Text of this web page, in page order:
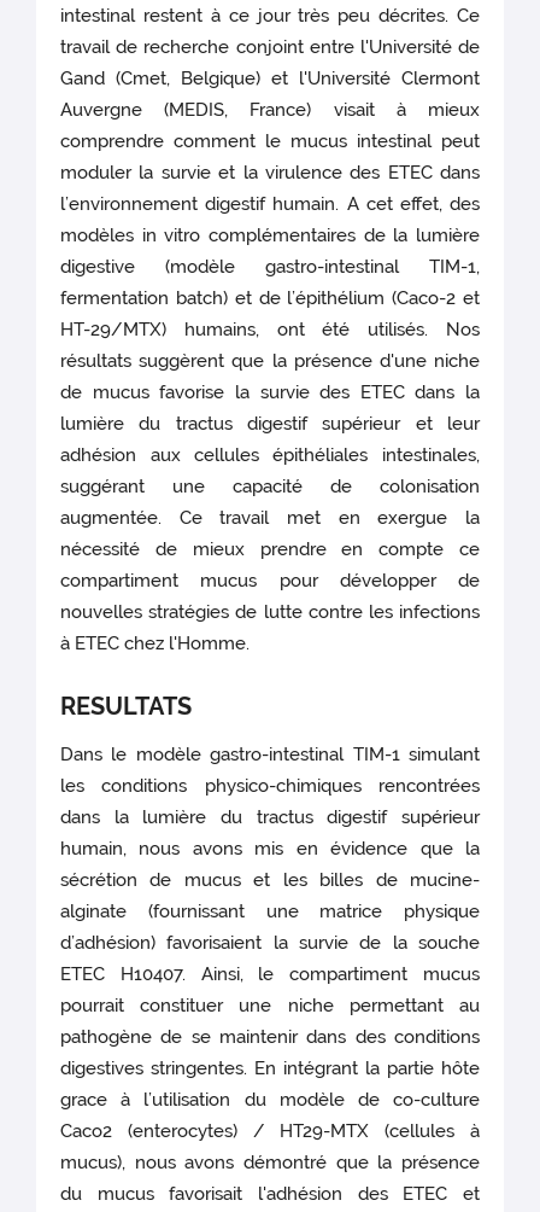
intestinal restent à ce jour très peu décrites. Ce
travail de recherche conjoint entre l'Université de
Gand (Cmet, Belgique) et l'Université Clermont
Auvergne (MEDIS, France) visait à mieux
comprendre comment le mucus intestinal peut
moduler la survie et la virulence des ETEC dans
l’environnement digestif humain. A cet effet, des
modèles in vitro complémentaires de la lumière
digestive (modèle gastro-intestinal TIM-1,
fermentation batch) et de l’épithélium (Caco-2 et
HT-29/MTX) humains, ont été utilisés. Nos
résultats suggèrent que la présence d'une niche
de mucus favorise la survie des ETEC dans la
lumière du tractus digestif supérieur et leur
adhésion aux cellules épithéliales intestinales,
suggérant une capacité de colonisation
augmentée. Ce travail met en exergue la
nécessité de mieux prendre en compte ce
compartiment mucus pour développer de
nouvelles stratégies de lutte contre les infections
à ETEC chez l'Homme.
RESULTATS
Dans le modèle gastro-intestinal TIM-1 simulant
les conditions physico-chimiques rencontrées
dans la lumière du tractus digestif supérieur
humain, nous avons mis en évidence que la
sécrétion de mucus et les billes de mucine-
alginate (fournissant une matrice physique
d’adhésion) favorisaient la survie de la souche
ETEC H10407. Ainsi, le compartiment mucus
pourrait constituer une niche permettant au
pathogène de se maintenir dans des conditions
digestives stringentes. En intégrant la partie hôte
grace à l’utilisation du modèle de co-culture
Caco2 (enterocytes) / HT29-MTX (cellules à
mucus), nous avons démontré que la présence
du mucus favorisait l'adhésion des ETEC et